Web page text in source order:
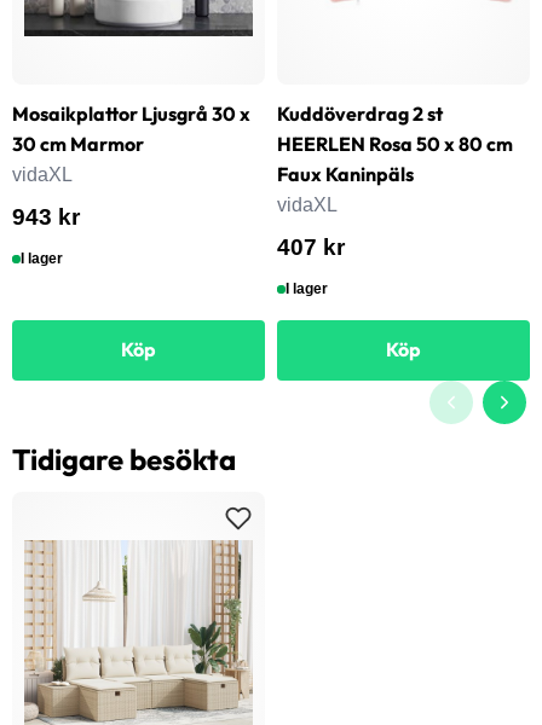
Mosaikplattor Ljusgrå 30 x
30 cm Marmor
vidaXL
943 kr
I lager
Köp
Kuddöverdrag 2 st
HEERLEN Rosa 50 x 80 cm
Faux Kaninpäls
vidaXL
407 kr
I lager
Köp
Tidigare besökta